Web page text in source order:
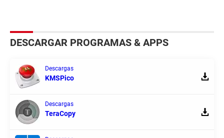
DESCARGAR PROGRAMAS & APPS
Descargas
KMSPico
Descargas
TeraCopy